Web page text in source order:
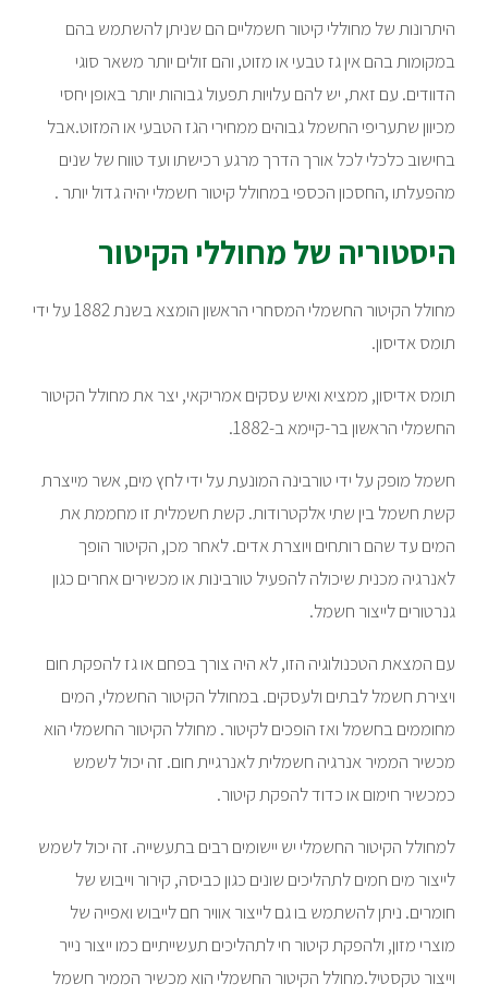
היתרונות של מחוללי קיטור חשמליים הם שניתן להשתמש בהם
במקומות בהם אין גז טבעי או מזוט, והם זולים יותר משאר סוגי
הדוודים. עם זאת, יש להם עלויות תפעול גבוהות יותר באופן יחסי
מכיוון שתעריפי החשמל גבוהים ממחירי הגז הטבעי או המזוט.אבל
בחישוב כלכלי לכל אורך הדרך מרגע רכישתו ועד טווח של שנים
מהפעלתו ,החסכון הכספי במחולל קיטור חשמלי יהיה גדול יותר .
היסטוריה של מחוללי הקיטור
מחולל הקיטור החשמלי המסחרי הראשון הומצא בשנת 1882 על ידי
תומס אדיסון.
תומס אדיסון, ממציא ואיש עסקים אמריקאי, יצר את מחולל הקיטור
החשמלי הראשון בר-קיימא ב-1882.
חשמל מופק על ידי טורבינה המונעת על ידי לחץ מים, אשר מייצרת
קשת חשמל בין שתי אלקטרודות. קשת חשמלית זו מחממת את
המים עד שהם רותחים ויוצרת אדים. לאחר מכן, הקיטור הופך
לאנרגיה מכנית שיכולה להפעיל טורבינות או מכשירים אחרים כגון
גנרטורים לייצור חשמל.
עם המצאת הטכנולוגיה הזו, לא היה צורך בפחם או גז להפקת חום
ויצירת חשמל לבתים ולעסקים. במחולל הקיטור החשמלי, המים
מחוממים בחשמל ואז הופכים לקיטור. מחולל הקיטור החשמלי הוא
מכשיר הממיר אנרגיה חשמלית לאנרגיית חום. זה יכול לשמש
כמכשיר חימום או כדוד להפקת קיטור.
למחולל הקיטור החשמלי יש יישומים רבים בתעשייה. זה יכול לשמש
לייצור מים חמים לתהליכים שונים כגון כביסה, קירור וייבוש של
חומרים. ניתן להשתמש בו גם לייצור אוויר חם לייבוש ואפייה של
מוצרי מזון, ולהפקת קיטור חי לתהליכים תעשייתיים כמו ייצור נייר
וייצור טקסטיל.מחולל הקיטור החשמלי הוא מכשיר הממיר חשמל